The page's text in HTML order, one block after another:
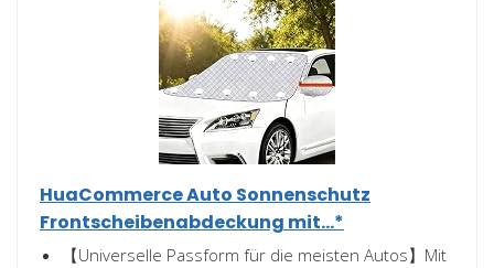
HuaCommerce Auto Sonnenschutz
Frontscheibenabdeckung mit...*
【Universelle Passform für die meisten Autos】Mit